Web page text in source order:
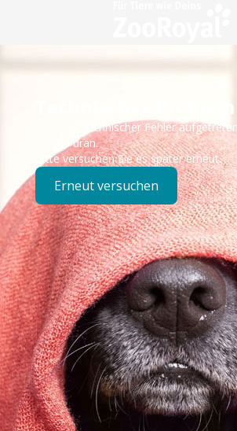
Technisches Problem
Es ist ein technischer Fehler
bereits dran.
Bitte versuchen Sie es später erneut.
Erneut versuchen